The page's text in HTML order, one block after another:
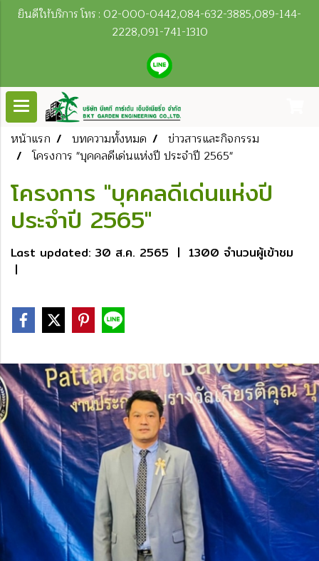
ยินดีให้บริการ โทร : 02-000-0442,084-632-3885,089-144-
2228,091-741-1310
หน้าแรก บทความทั้งหมด
ข่าวสารและกิจกรรม
โครงการ "บุคคลดีเด่นแห่งปี ประจำปี 2565"
โครงการ "บุคคลดีเด่นแห่งปี
ประจำปี 2565"
Last updated: 30 ส.ค. 2565 | 1300 จำนวนผู้เข้าชม
|